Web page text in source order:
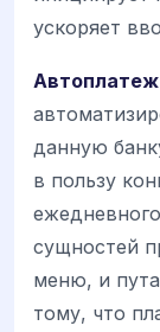
ускоряет
Автоплатеж
данную
в пользу
сущностей
меню, и
тому, что